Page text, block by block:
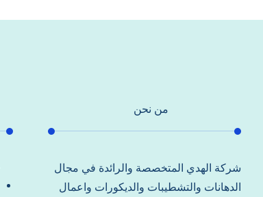
من نحن
شركة الهدي المتخصصة والرائدة في مجال
الدهانات والتشطيبات والديكورات واعمال